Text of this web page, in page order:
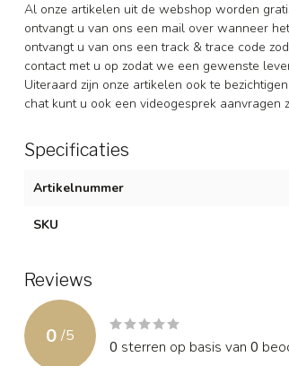
Al onze artikelen uit de webshop worden
ontvangt u van ons een mail over wanneer
ontvangt u van ons een track & trace code
contact met u op zodat we een gewenste
Uiteraard zijn onze artikelen ook te
chat kunt u ook een videogesprek
Specificaties
Artikelnummer
SKU
Reviews
0 /5
0 sterren op basis van 0